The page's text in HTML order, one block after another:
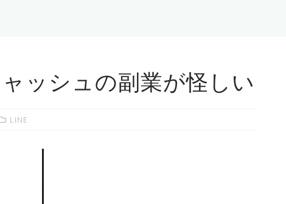
ッシュの副業が怪しい
LINE